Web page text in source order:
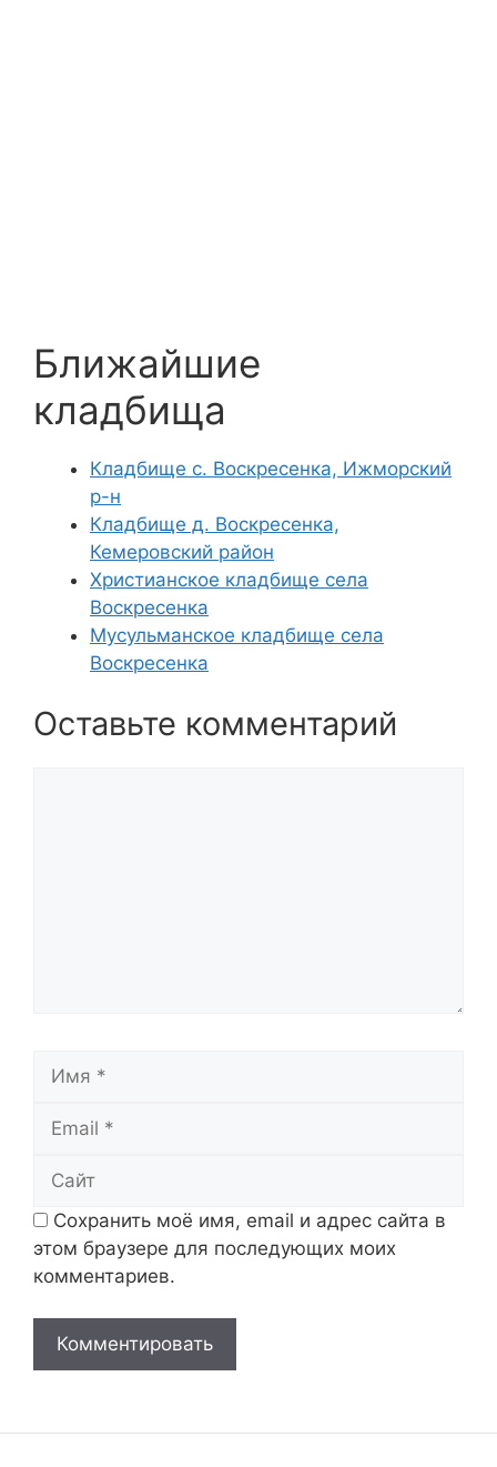
Ближайшие
кладбища
Кладбище с. Воскресенка, Ижморский
р-н
Кладбище д. Воскресенка,
Кемеровский район
Христианское кладбище села
Воскресенка
Мусульманское кладбище села
Воскресенка
Оставьте комментарий
Сохранить моё имя, email и адрес сайта в
этом браузере для последующих моих
комментариев.